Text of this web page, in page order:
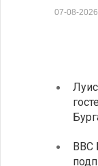
07-08-
ВВС